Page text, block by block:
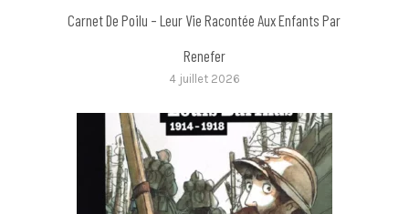
Carnet De Poilu – Leur Vie Racontée Aux Enfants Par
Renefer
4 juillet 2026